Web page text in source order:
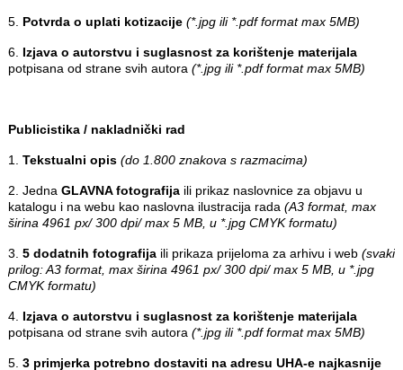
5. Potvrda o uplati kotizacije (*.jpg ili *.pdf format max 5MB)
6. Izjava o autorstvu i suglasnost za korištenje materijala
potpisana od strane svih autora (*.jpg ili *.pdf format max 5MB)
Publicistika / nakladnički rad
1. Tekstualni opis (do 1.800 znakova s razmacima)
2. Jedna GLAVNA fotografijaili prikaz naslovnice za objavu u
katalogu i na webu kao naslovna ilustracija rada (A3 format, max
širina 4961 px/ 300 dpi/ max 5 MB, u *.jpg CMYK formatu)
3. 5 dodatnih fotografijaili prikaza prijeloma za arhivu i web (svaki
prilog: A3 format, max širina 4961 px/ 300 dpi/ max 5 MB, u *.jpg
CMYK formatu)
4. Izjava o autorstvu i suglasnost za korištenje materijala
potpisana od strane svih autora (*.jpg ili *.pdf format max 5MB)
5. 3 primjerka potrebno dostaviti na adresu UHA-e najkasnije